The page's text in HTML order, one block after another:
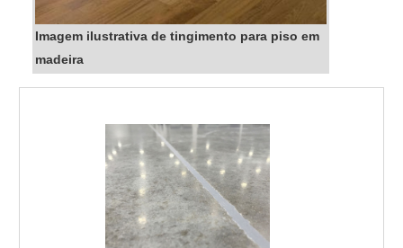
Imagem ilustrativa de tingimento para piso em
madeira